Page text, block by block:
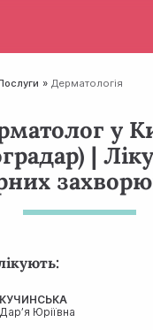
Дерматологія
у
|
КУЧИНСЬКА
Дар’я Юріївна